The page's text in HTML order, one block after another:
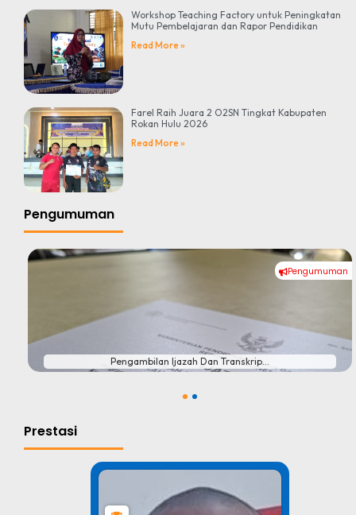
Workshop Teaching Factory untuk Peningkatan
Mutu Pembelajaran dan Rapor Pendidikan
Read More »
Farel Raih Juara 2 O2SN Tingkat Kabupaten
Rokan Hulu 2026
Read More »
Pengumuman
Pengumuman
#
Pengambilan Ijazah Dan Transkrip...
Prestasi